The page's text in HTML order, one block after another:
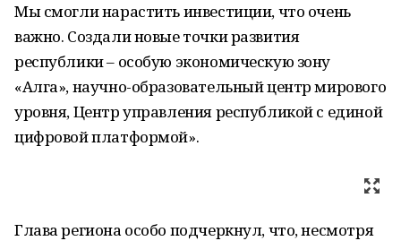
Мы смогли нарастить инвестиции, что очень
важно. Создали новые точки развития
республики – особую экономическую зону
«Алга», научно-образовательный центр мирового
уровня, Центр управления республикой с единой
цифровой платформой».
Глава региона особо подчеркнул, что, несмотря